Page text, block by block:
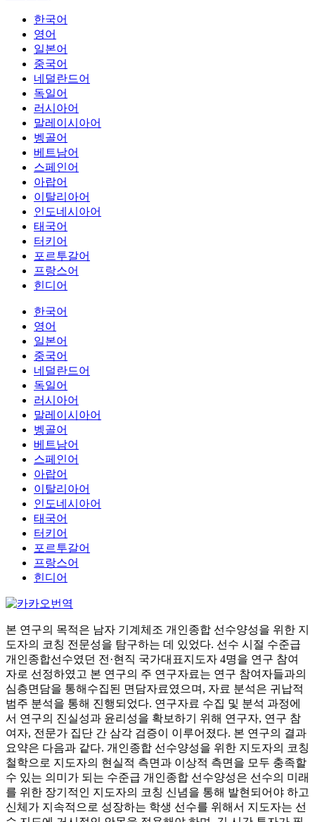
한국어
영어
일본어
중국어
네덜란드어
독일어
러시아어
말레이시아어
벵골어
베트남어
스페인어
아랍어
이탈리아어
인도네시아어
태국어
터키어
포르투갈어
프랑스어
힌디어
한국어
영어
일본어
중국어
네덜란드어
독일어
러시아어
말레이시아어
벵골어
베트남어
스페인어
아랍어
이탈리아어
인도네시아어
태국어
터키어
포르투갈어
프랑스어
힌디어
본 연구의 목적은 남자 기계체조 개인종합 선수양성을 위한 지
도자의 코칭 전문성을 탐구하는 데 있었다. 선수 시절 수준급
개인종합선수였던 전·현직 국가대표지도자 4명을 연구 참여
자로 선정하였고 본 연구의 주 연구자료는 연구 참여자들과의
심층면담을 통해수집된 면담자료였으며, 자료 분석은 귀납적
범주 분석을 통해 진행되었다. 연구자료 수집 및 분석 과정에
서 연구의 진실성과 윤리성을 확보하기 위해 연구자, 연구 참
여자, 전문가 집단 간 삼각 검증이 이루어졌다. 본 연구의 결과
요약은 다음과 같다. 개인종합 선수양성을 위한 지도자의 코칭
철학으로 지도자의 현실적 측면과 이상적 측면을 모두 충족할
수 있는 의미가 되는 수준급 개인종합 선수양성은 선수의 미래
를 위한 장기적인 지도자의 코칭 신념을 통해 발현되어야 하고
신체가 지속적으로 성장하는 학생 선수를 위해서 지도자는 선